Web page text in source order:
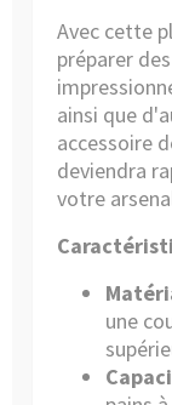
Avec cette
préparer
ainsi que
accessoire
deviendra
votre
une